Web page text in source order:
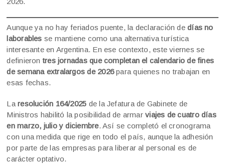
Aunque ya no hay feriados puente, la declaración dedías no
laborables se mantiene como una alternativa turística
interesante en Argentina. En ese contexto, este viernes se
definierontres jornadas que completan el calendario de fines
de semana extralargos de 2026para quienes no trabajan en
esas fechas.
Laresolución 164/2025 de la Jefatura de Gabinete de
Ministros habilitó la posibilidad de armarviajes de cuatro días
en marzo, julio y diciembre. Así se completó el cronograma
con una medida que rige en todo el país, aunque la adhesión
por parte de las empresas para liberar al personal es de
carácter optativo.